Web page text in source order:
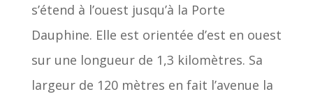
s’étend à l’ouest jusqu’à la Porte
Dauphine. Elle est orientée d’est en ouest
sur une longueur de 1,3 kilomètres. Sa
largeur de 120 mètres en fait l’avenue la